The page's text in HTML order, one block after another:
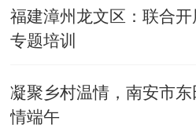
福建漳州龙文区：联合
专题培训
凝聚乡村温情，南安市
情端午